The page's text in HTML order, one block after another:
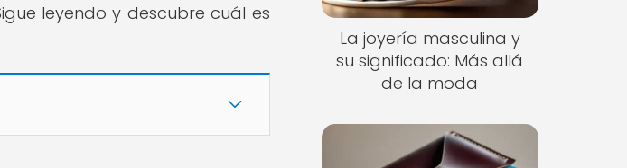
leyendo y descubre cuál es
La joyería masculina y
su significado: Más allá
de la moda